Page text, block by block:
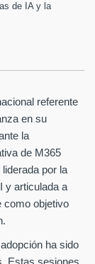
de IA y la
referente
en su
la
de M365
por la
y articulada a
como objetivo
ha sido